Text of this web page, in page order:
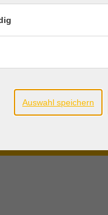
Di. + Do.
Auswahl speichern